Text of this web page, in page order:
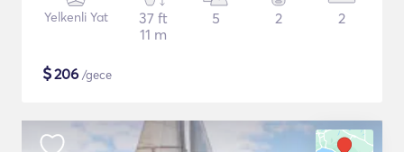
Yelkenli Yat
37 ft
11 m
5 2 2
$206 /gece